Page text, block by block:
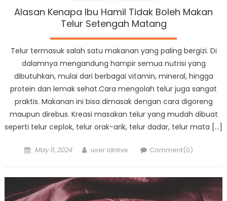
Alasan Kenapa Ibu Hamil Tidak Boleh Makan
Telur Setengah Matang
Telur termasuk salah satu makanan yang paling bergizi. Di
dalamnya mengandung hampir semua nutrisi yang
dibutuhkan, mulai dari berbagai vitamin, mineral, hingga
protein dan lemak sehat.Cara mengolah telur juga sangat
praktis. Makanan ini bisa dimasak dengan cara digoreng
maupun direbus. Kreasi masakan telur yang mudah dibuat
seperti telur ceplok, telur orak-arik, telur dadar, telur mata […]
Posted
May 11, 2024 Author
user idnlive Comment(0)